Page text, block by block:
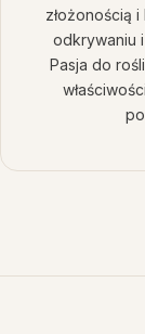
złożonością
odkrywaniu
Pasja do